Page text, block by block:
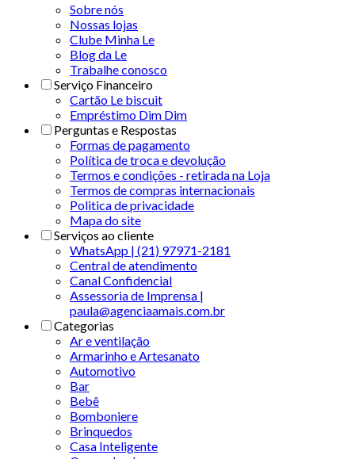
Sobre nós
Nossas lojas
Clube Minha Le
Blog da Le
Trabalhe conosco
Serviço Financeiro
Cartão Le biscuit
Empréstimo Dim Dim
Perguntas e Respostas
Formas de pagamento
Política de troca e devolução
Termos e condições - retirada na Loja
Termos de compras internacionais
Politica de privacidade
Mapa do site
Serviços ao cliente
WhatsApp | (21) 97971-2181
Central de atendimento
Canal Confidencial
Assessoria de Imprensa |
paula@agenciaamais.com.br
Categorias
Ar e ventilação
Armarinho e Artesanato
Automotivo
Bar
Bebê
Bomboniere
Brinquedos
Casa Inteligente